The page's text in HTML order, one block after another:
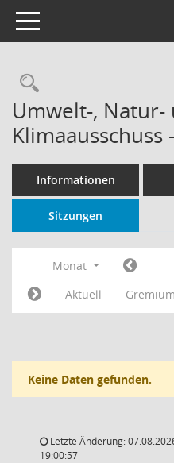
Toggle navigation
Umwelt-, Natur-
Informationen
Sitzungen
Monat
Aktuell
Keine Daten gefunden.
Letzte Änderung:
19:00:57